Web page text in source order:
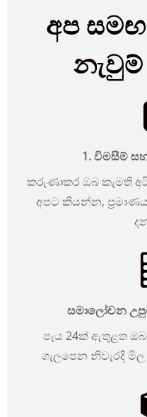
අප
1. විමසීම්
කරුණාකර ඔබ කැමති
අපට කියන්න,
සමාලෝචන
පැය 24ක් ඇතුළත
ගැලපෙන නිවැරදි